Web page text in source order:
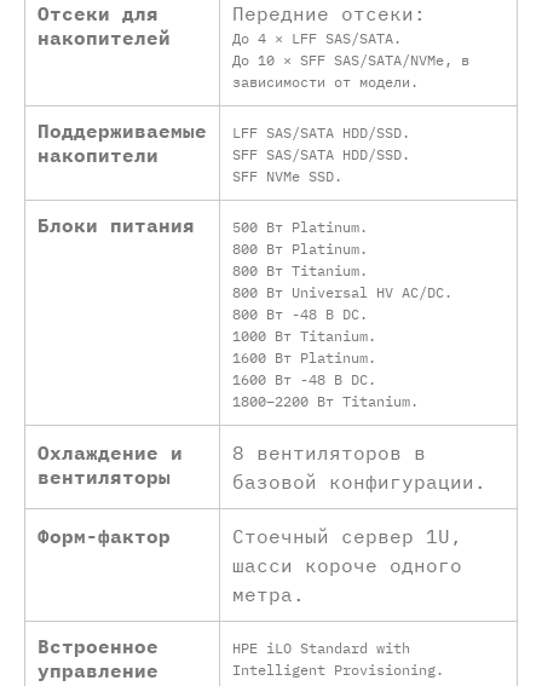
Отсеки для
накопителей
Передние отсеки:
До 4 × LFF SAS/SATA.
До 10 × SFF SAS/SATA/NVMe, в
зависимости от модели.
Поддерживаемые
накопители
LFF SAS/SATA HDD/SSD.
SFF SAS/SATA HDD/SSD.
SFF NVMe SSD.
Блоки питания
500 Вт Platinum.
800 Вт Platinum.
800 Вт Titanium.
800 Вт Universal HV AC/DC.
800 Вт -48 В DC.
1000 Вт Titanium.
1600 Вт Platinum.
1600 Вт -48 В DC.
1800–2200 Вт Titanium.
Охлаждение и
вентиляторы
8 вентиляторов в
базовой конфигурации.
Форм-фактор
Стоечный сервер 1U,
шасси короче одного
метра.
Встроенное
управление
HPE iLO Standard with
Intelligent Provisioning.